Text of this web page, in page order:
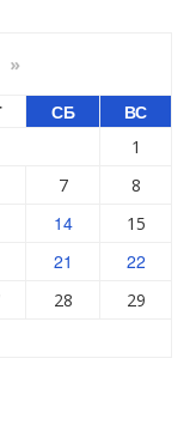
»
СБ ВС
1
7
8
14
15
21 22
28
29